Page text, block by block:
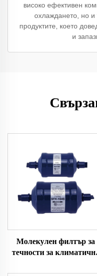
високо ефективен
охлаждането, но и
продуктите, което
и
Молекулен филтър за
течности за